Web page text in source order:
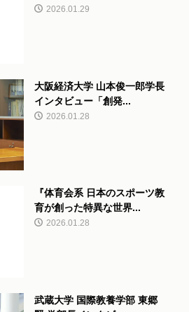
2026.01.29
大阪経済大学 山本俊一郎学長
インタビュー「創発...
2026.01.28
『体育会系 日本のスポーツ教
育が創った特異な世界...
2026.01.28
武蔵大学 国際教養学部 東郷